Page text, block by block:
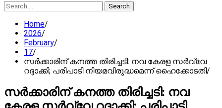
Search
for:
Home
2026
February
17
സർക്കാരിന് കനത്ത തിരിച്ചടി: നവ കേരള സർവ്വേ
റദ്ദാക്കി; പരിപാടി നിയമവിരുദ്ധമെന്ന് ഹൈക്കോടതി
സർക്കാരിന് കനത്ത തിരിച്ചടി: നവ